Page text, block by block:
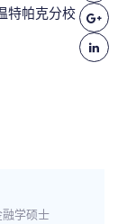
特帕克分校
学硕士